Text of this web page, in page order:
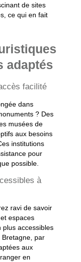
de sites
, ce qui en fait
adaptés
facilité
dans
? Des
musées de
aux besoins
institutions
pour
possible.
à
ravi de savoir
espaces
plus accessibles
par
aux
en